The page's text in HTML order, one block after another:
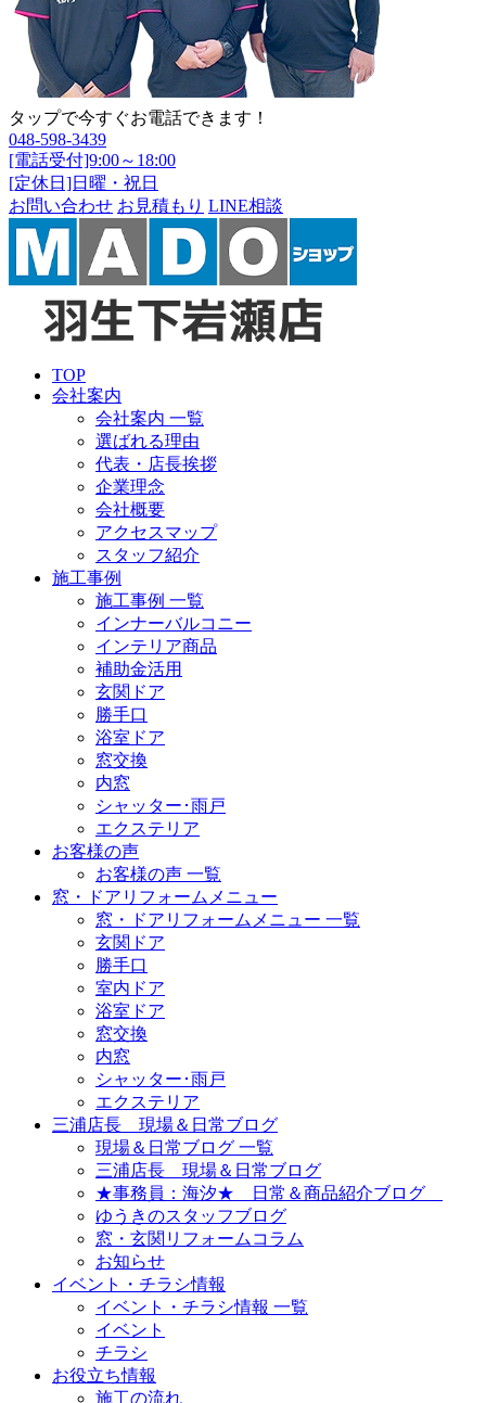
タップで今すぐお電話できます！
048-598-3439
[電話受付]9:00～18:00
[定休日]日曜・祝日
お問い合わせ お見積もり LINE相談
TOP
会社案内
会社案内 一覧
選ばれる理由
代表・店長挨拶
企業理念
会社概要
アクセスマップ
スタッフ紹介
施工事例
施工事例 一覧
インナーバルコニー
インテリア商品
補助金活用
玄関ドア
勝手口
浴室ドア
窓交換
内窓
シャッター･雨戸
エクステリア
お客様の声
お客様の声 一覧
窓・ドアリフォームメニュー
窓・ドアリフォームメニュー 一覧
玄関ドア
勝手口
室内ドア
浴室ドア
窓交換
内窓
シャッター･雨戸
エクステリア
三浦店長 現場＆日常ブログ
現場＆日常ブログ 一覧
三浦店長 現場＆日常ブログ
★事務員：海汐★ 日常＆商品紹介ブログ
ゆうきのスタッフブログ
窓・玄関リフォームコラム
お知らせ
イベント・チラシ情報
イベント・チラシ情報 一覧
イベント
チラシ
お役立ち情報
施工の流れ